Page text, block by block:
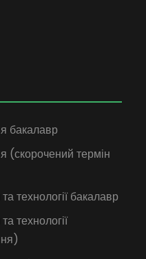
бакалавр
(скорочений термін
технології бакалавр
технології